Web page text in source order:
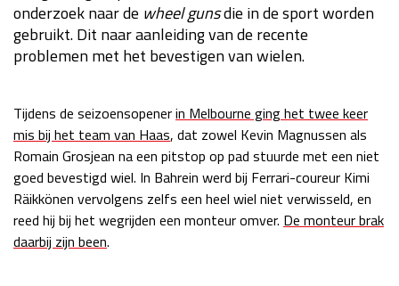
GP MEXICO 2026 30 okt - 01 nov
Kwalificatie
za 22:00 - 23:00
Race
zo 21:00 - 23:00
Kwalificatie
za 05:00 - 06:00
Race
zo 05:00 - 07:00
GP ABU DHABI 2026 04 - 06 dec
Kwalificatie
onderzoek naar de wheel gunsdie in de sport worden
gebruikt. Dit naar aanleiding van de recente
problemen met het bevestigen van wielen.
Tijdens de seizoensopenerin Melbourne ging het twee keer
mis bij het team van Haas, dat zowel Kevin Magnussen als
Romain Grosjean na een pitstop op pad stuurde met een niet
goed bevestigd wiel. In Bahrein werd bij Ferrari-coureur Kimi
Räikkönen vervolgens zelfs een heel wiel niet verwisseld, en
reed hij bij het wegrijden een monteur omver. De monteur brak
daarbij zijn been.